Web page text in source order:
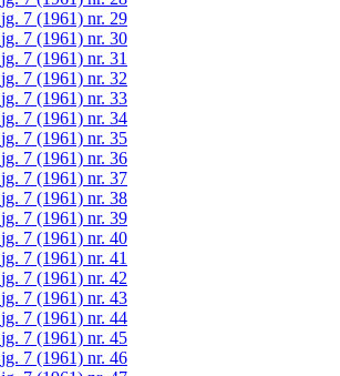
jg. 7 (1961) nr. 29
jg. 7 (1961) nr. 30
jg. 7 (1961) nr. 31
jg. 7 (1961) nr. 32
jg. 7 (1961) nr. 33
jg. 7 (1961) nr. 34
jg. 7 (1961) nr. 35
jg. 7 (1961) nr. 36
jg. 7 (1961) nr. 37
jg. 7 (1961) nr. 38
jg. 7 (1961) nr. 39
jg. 7 (1961) nr. 40
jg. 7 (1961) nr. 41
jg. 7 (1961) nr. 42
jg. 7 (1961) nr. 43
jg. 7 (1961) nr. 44
jg. 7 (1961) nr. 45
jg. 7 (1961) nr. 46